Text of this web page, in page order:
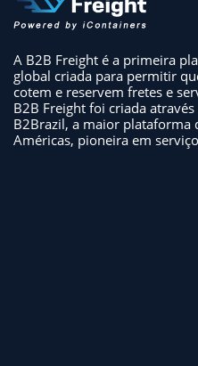
A B2B Freight é a primeira
global criada para permitir
cotem e reservem fretes e
B2B Freight foi criada
B2Brazil, a maior plataforma
Américas, pioneira em